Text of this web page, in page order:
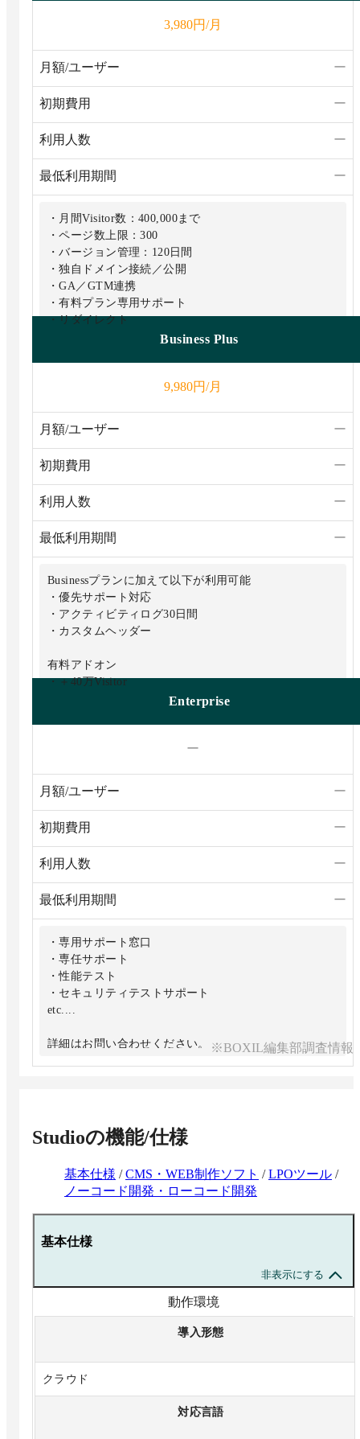
3,980円/月
月額/ユーザー ー
初期費用 ー
利用人数 ー
最低利用期間 ー
・月間Visitor数：400,000まで
・ページ数上限：300
・バージョン管理：120日間
・独自ドメイン接続／公開
・GA／GTM連携
・有料プラン専用サポート
・リダイレクト
Business Plus
9,980円/月
月額/ユーザー ー
初期費用 ー
利用人数 ー
最低利用期間 ー
Businessプランに加えて以下が利用可能
・優先サポート対応
・アクティビティログ30日間
・カスタムヘッダー
有料アドオン
・＋40万Visitor
Enterprise
ー
月額/ユーザー ー
初期費用 ー
利用人数 ー
最低利用期間 ー
・専用サポート窓口
・専任サポート
・性能テスト
・セキュリティテストサポート
etc....
詳細はお問い合わせください。 ※BOXIL編集部調査情報
Studioの機能/仕様
基本仕様 /CMS・WEB制作ソフト /LPOツール /
ノーコード開発・ローコード開発
基本仕様
非表示にする
動作環境
導入形態
クラウド
対応言語